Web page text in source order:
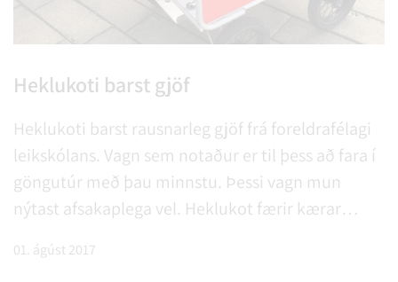
Heklukoti barst gjöf
Heklukoti barst rausnarleg gjöf frá foreldrafélagi
leikskólans. Vagn sem notaður er til þess að fara í
göngutúr með þau minnstu. Þessi vagn mun
nýtast afsakaplega vel. Heklukot færir kærar
01. ágúst 2017